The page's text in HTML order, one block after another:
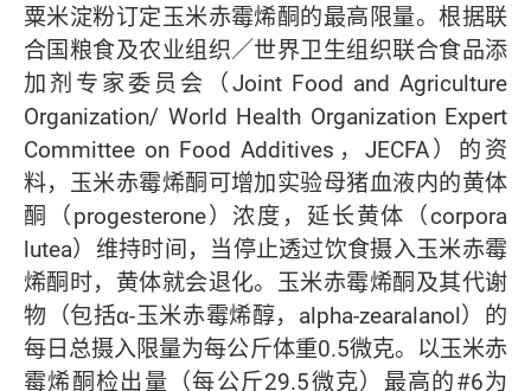
粟米淀粉订定玉米赤霉烯酮的最高限量。根据联
合国粮食及农业组织／世界卫生组织联合食品添
加剂专家委员会（Joint Food and Agriculture
Organization/ World Health Organization Expert
Committee on Food Additives，JECFA）的资
料，玉米赤霉烯酮可增加实验母猪血液内的黄体
酮（progesterone）浓度，延长黄体（corpora
lutea）维持时间，当停止透过饮食摄入玉米赤霉
烯酮时，黄体就会退化。玉米赤霉烯酮及其代谢
物（包括α-玉米赤霉烯醇，alpha-zearalanol）的
每日总摄入限量为每公斤体重0.5微克。以玉米赤
霉烯酮检出量（每公斤29.5微克）最高的#6为